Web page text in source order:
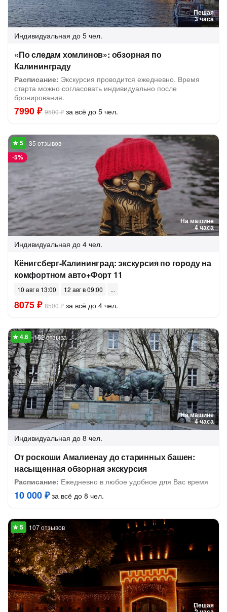
Пешая
3 часа
Индивидуальная до 5 чел.
«По следам хомлинов»: обзорная по
Калининграду
Расписание: Экскурсия проводится ежедневно. Время
старта можно согласовать индивидуально после
бронирования.
7990 ₽ 9500 ₽ за всё до 5 чел.
На машине
4 часа
-5%
35 отзывов
Индивидуальная до 4 чел.
Кёнигсберг-Калининград: экскурсия по городу на
комфортном авто+Форт 11
10 авг в 13:00 12 авг в 09:00
8075 ₽ 8500 ₽ за всё до 4 чел.
На машине
4 часа
152 отзыва
Индивидуальная до 8 чел.
От роскоши Амалиенау до старинных башен:
насыщенная обзорная экскурсия
Расписание: Ежедневно в любое удобное для Вас время
10 000 ₽за всё до 8 чел.
Пешая
107 отзывов